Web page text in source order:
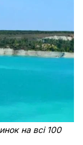
на всі 100